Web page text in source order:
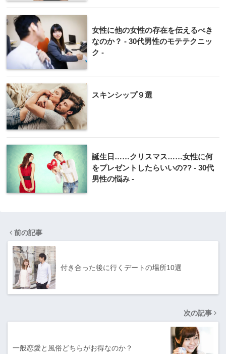
女性に他の女性の存在を伝えるべき
なのか？ - 30代男性のモテテクニッ
ク -
スキンシップ９選
誕生日……クリスマス……女性に何
をプレゼントしたらいいの?? - 30代
男性の悩み -
前の記事
付き合った後に行くデートの場所10選
次の記事
一般恋愛と風俗どちらがお得なのか？